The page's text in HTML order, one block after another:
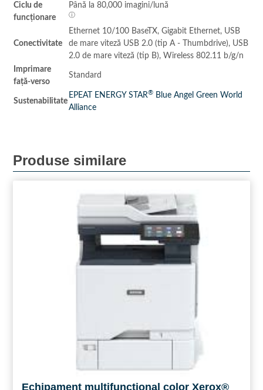
Ciclu de
funcționare
Până la80,000 imagini/lună
ⓘ
Conectivitate
Ethernet 10/100 BaseTX, Gigabit Ethernet, USB
de mare viteză USB 2.0 (tip A - Thumbdrive), USB
2.0 de mare viteză (tip B), Wireless 802.11 b/g/n
Imprimare
față-verso
Standard
Sustenabilitate
EPEAT ENERGY STAR® Blue Angel Green World
Alliance
Produse similare
Echipament multifuncțional color Xerox®